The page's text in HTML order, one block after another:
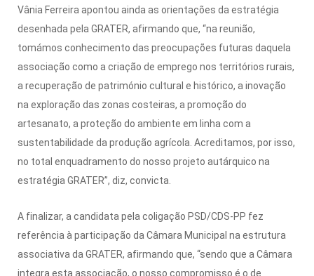
Vânia Ferreira apontou ainda as orientações da estratégia
desenhada pela GRATER, afirmando que, “na reunião,
tomámos conhecimento das preocupações futuras daquela
associação como a criação de emprego nos territórios rurais,
a recuperação de património cultural e histórico, a inovação
na exploração das zonas costeiras, a promoção do
artesanato, a proteção do ambiente em linha com a
sustentabilidade da produção agrícola. Acreditamos, por isso,
no total enquadramento do nosso projeto autárquico na
estratégia GRATER”, diz, convicta.
A finalizar, a candidata pela coligação PSD/CDS-PP fez
referência à participação da Câmara Municipal na estrutura
associativa da GRATER, afirmando que, “sendo que a Câmara
integra esta associação, o nosso compromisso é o de